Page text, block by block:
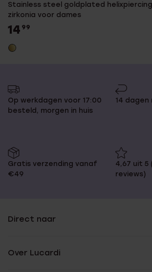
Stainless steel goldplated
zirkonia voor dames
14 99
Op werkdagen voor 17:00
besteld, morgen in huis
14
Gratis verzending vanaf
€49
4,67 uit 5
reviews)
Direct naar
Over Lucardi